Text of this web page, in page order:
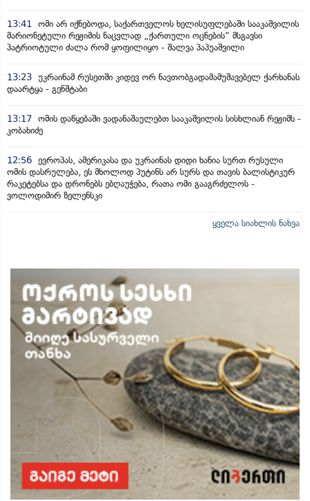
13:41
ომი არ იქნებოდა, საქართველოს ხელისუფლებაში სააკაშვილის
მარიონეტული რეჟიმის ნაცვლად „ქართული ოცნების“ მსგავსი
პატრიოტული ძალა რომ ყოფილიყო - შალვა პაპუაშვილი
13:23 უკრაინამ რუსეთში კიდევ ორ ნავთობგადამამუშავებელ ქარხანას
დაარტყა - გენშტაბი
13:17 ომის დაწყებაში ვადანაშაულებთ სააკაშვილის სისხლიან რეჟიმს -
კობახიძე
12:56 ევროპას, ამერიკასა და უკრაინას დიდი ხანია სურთ რუსული
ომის დასრულება, ეს მხოლოდ პუტინს არ სურს და თავის ბალისტიკურ
რაკეტებსა და დრონებს ებღაუჭება, რათა ომი გააგრძელოს -
ვოლოდიმირ ზელენსკი
ყველა სიახლის ნახვა